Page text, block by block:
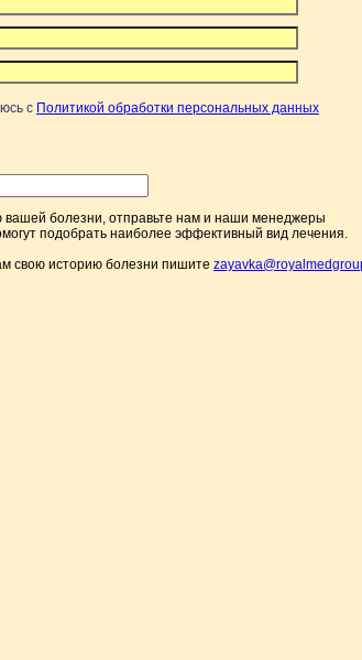
с Политикой обработки персональных данных
болезни, отправьте нам и наши менеджеры
подобрать наиболее эффективный вид лечения.
свою историю болезни пишите